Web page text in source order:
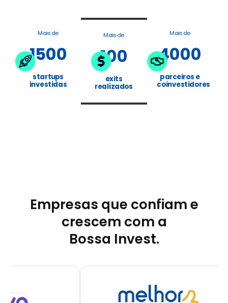
Mais de
1500
startups
investidas
Mais de
100
exits
realizados
Mais de
4000
parceiros e
coinvestidores
Empresas que confiam e
crescem com a
Bossa Invest.